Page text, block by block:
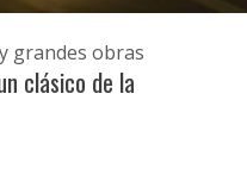
grandes obras
clásico de la